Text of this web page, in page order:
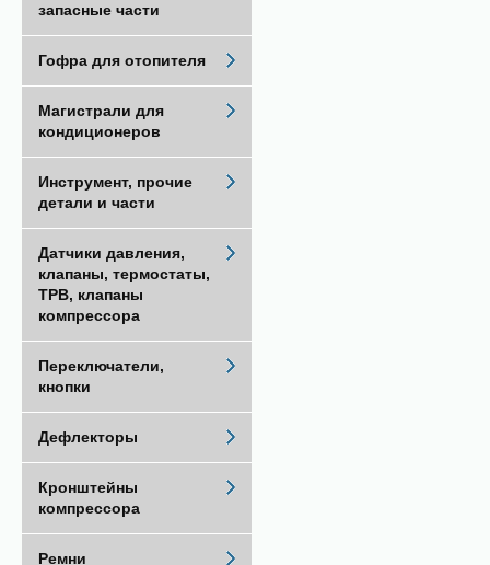
запасные части
Гофра для отопителя
Магистрали для
кондиционеров
Инструмент, прочие
детали и части
Датчики давления,
клапаны, термостаты,
ТРВ, клапаны
компрессора
Переключатели,
кнопки
Дефлекторы
Кронштейны
компрессора
Ремни